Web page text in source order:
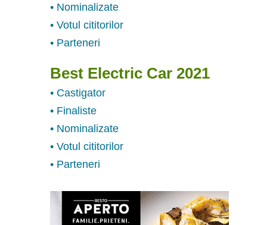
• Nominalizate
• Votul cititorilor
• Parteneri
Best Electric Car 2021
• Castigator
• Finaliste
• Nominalizate
• Votul cititorilor
• Parteneri